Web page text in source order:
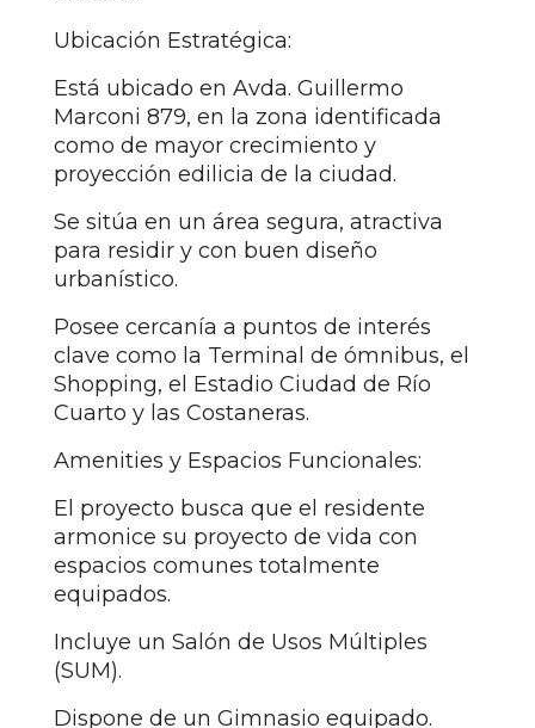
Ubicación Estratégica:
Está ubicado en Avda. Guillermo
Marconi 879, en la zona identificada
como de mayor crecimiento y
proyección edilicia de la ciudad.
Se sitúa en un área segura, atractiva
para residir y con buen diseño
urbanístico.
Posee cercanía a puntos de interés
clave como la Terminal de ómnibus, el
Shopping, el Estadio Ciudad de Río
Cuarto y las Costaneras.
Amenities y Espacios Funcionales:
El proyecto busca que el residente
armonice su proyecto de vida con
espacios comunes totalmente
equipados.
Incluye un Salón de Usos Múltiples
(SUM).
Dispone de un Gimnasio equipado.